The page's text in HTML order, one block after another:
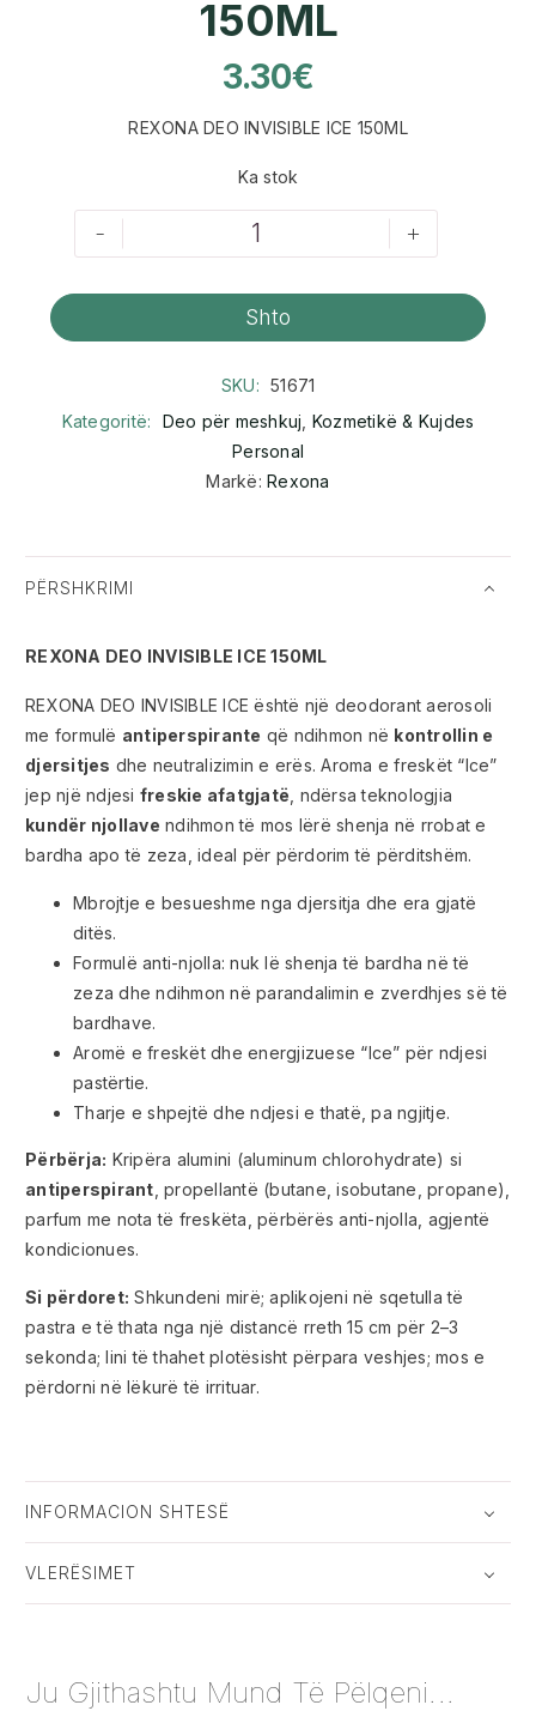
150ML
3.30€
REXONA DEO INVISIBLE ICE 150ML
Ka stok
- +
Shto
SKU: 51671
Kategoritë:
Deo për meshkuj Kozmetikë & Kujdes
Personal
Markë:Rexona
PËRSHKRIMI
REXONA DEO INVISIBLE ICE 150ML
REXONA DEO INVISIBLE ICE është një deodorant aerosoli
me formulë antiperspirante që ndihmon në kontrollin e
djersitjes dhe neutralizimin e erës. Aroma e freskët “Ice”
jep një ndjesi freskie afatgjatë , ndërsa teknologjia
kundër njollave ndihmon të mos lërë shenja në rrobat e
bardha apo të zeza, ideal për përdorim të përditshëm.
Mbrojtje e besueshme nga djersitja dhe era gjatë
ditës.
Formulë anti-njolla: nuk lë shenja të bardha në të
zeza dhe ndihmon në parandalimin e zverdhjes së të
bardhave.
Aromë e freskët dhe energjizuese “Ice” për ndjesi
pastërtie.
Tharje e shpejtë dhe ndjesi e thatë, pa ngjitje.
Përbërja: Kripëra alumini (aluminum chlorohydrate) si
antiperspirant , propellantë (butane, isobutane, propane),
parfum me nota të freskëta, përbërës anti-njolla, agjentë
kondicionues.
Si përdoret: Shkundeni mirë; aplikojeni në sqetulla të
pastra e të thata nga një distancë rreth 15 cm për 2–3
sekonda; lini të thahet plotësisht përpara veshjes; mos e
përdorni në lëkurë të irrituar.
INFORMACION SHTESË
VLERËSIMET
Ju Gjithashtu Mund Të Pëlqeni...